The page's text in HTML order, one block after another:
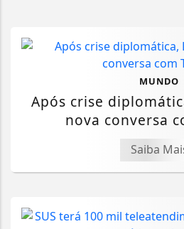
MUNDO
Após crise
nova conversa
Saiba